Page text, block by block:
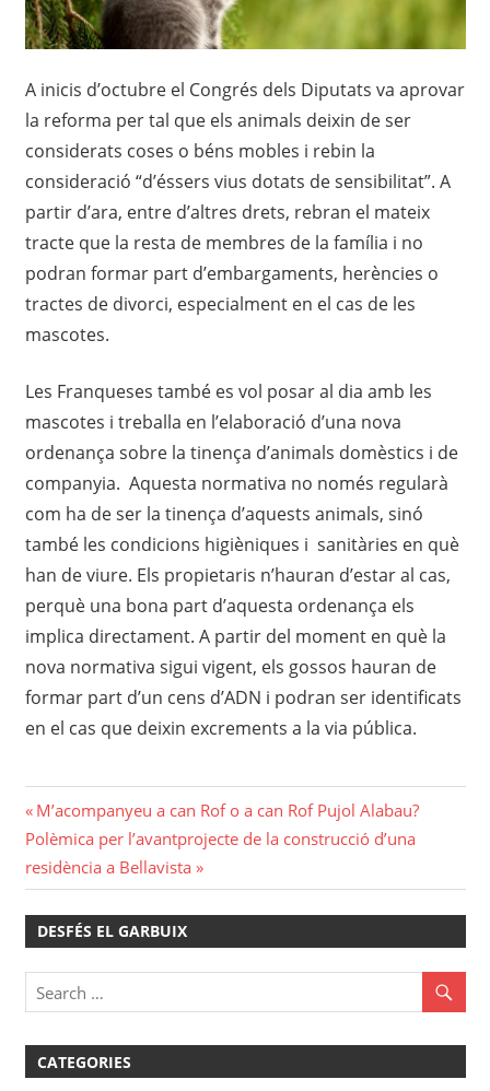
A inicis d’octubre el Congrés dels Diputats va aprovar
la reforma per tal que els animals deixin de ser
considerats coses o béns mobles i rebin la
consideració “d’éssers vius dotats de sensibilitat”. A
partir d’ara, entre d’altres drets, rebran el mateix
tracte que la resta de membres de la família i no
podran formar part d’embargaments, herències o
tractes de divorci, especialment en el cas de les
mascotes.
Les Franqueses també es vol posar al dia amb les
mascotes i treballa en l’elaboració d’una nova
ordenança sobre la tinença d’animals domèstics i de
companyia. Aquesta normativa no només regularà
com ha de ser la tinença d’aquests animals, sinó
també les condicions higièniques i sanitàries en què
han de viure. Els propietaris n’hauran d’estar al cas,
perquè una bona part d’aquesta ordenança els
implica directament. A partir del moment en què la
nova normativa sigui vigent, els gossos hauran de
formar part d’un cens d’ADN i podran ser identificats
en el cas que deixin excrements a la via pública.
Navegació
d'entrades
Previous
Post:
M’acompanyeu a can Rof o a can Rof Pujol Alabau?
Next
Post:
Polèmica per l’avantprojecte de la construcció d’una
residència a Bellavista
DESFÉS EL GARBUIX
CATEGORIES